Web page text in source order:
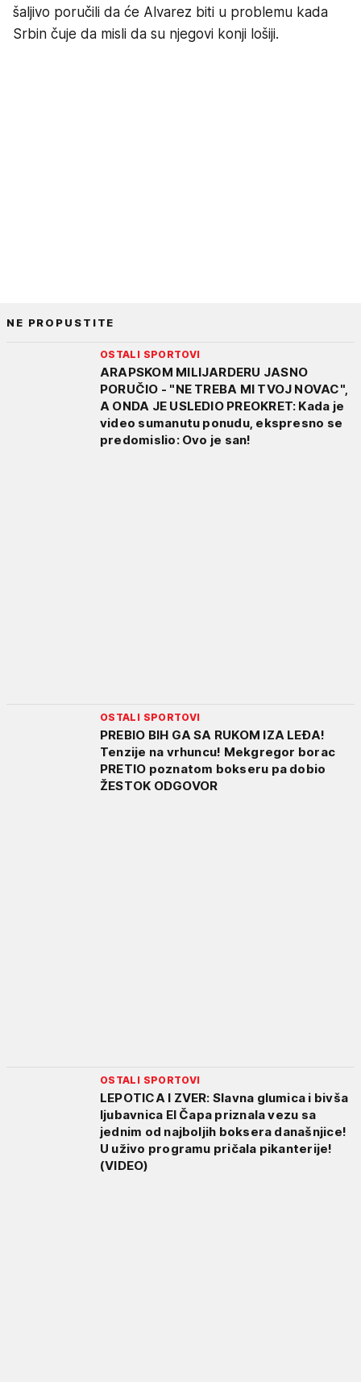
šaljivo poručili da će Alvarez biti u problemu kada
Srbin čuje da misli da su njegovi konji lošiji.
NE PROPUSTITE
OSTALI SPORTOVI
ARAPSKOM MILIJARDERU JASNO
PORUČIO - "NE TREBA MI TVOJ NOVAC",
A ONDA JE USLEDIO PREOKRET: Kada je
video sumanutu ponudu, ekspresno se
predomislio: Ovo je san!
OSTALI SPORTOVI
PREBIO BIH GA SA RUKOM IZA LEĐA!
Tenzije na vrhuncu! Mekgregor borac
PRETIO poznatom bokseru pa dobio
ŽESTOK ODGOVOR
OSTALI SPORTOVI
LEPOTICA I ZVER: Slavna glumica i bivša
ljubavnica El Čapa priznala vezu sa
jednim od najboljih boksera današnjice!
U uživo programu pričala pikanterije!
(VIDEO)